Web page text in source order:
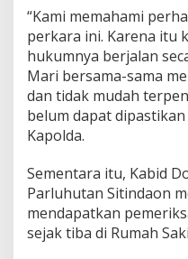
“Kami memahami
perkara ini. Karena itu
hukumnya berjalan
Mari bersama-sama
dan tidak mudah
belum dapat
Kapolda.
Sementara itu, Kabid
Parluhutan Sitindaon
mendapatkan
sejak tiba di Rumah